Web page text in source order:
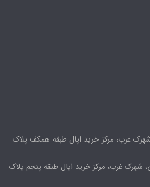
شهرک غرب، مرکز خرید اپال طبقه همکف پلاک
شعبه 1: تهران، شهرک غرب، مرکز خرید اپال طبقه پنجم پلاک